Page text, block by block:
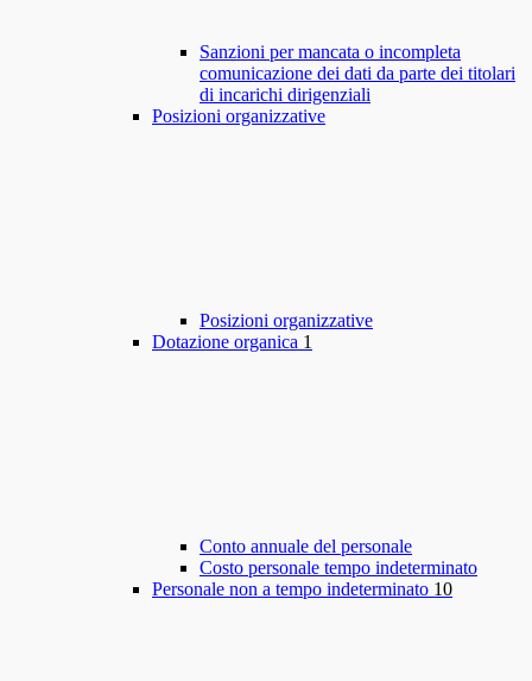
Sanzioni per mancata o incompleta
comunicazione dei dati da parte dei titolari
di incarichi dirigenziali
Posizioni organizzative
Posizioni organizzative
Dotazione organica 1
Conto annuale del personale
Costo personale tempo indeterminato
Personale non a tempo indeterminato 10